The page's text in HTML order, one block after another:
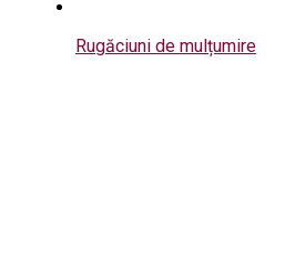
Rugăciuni de mulțumire